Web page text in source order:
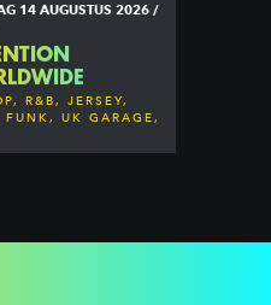
14 AUGUSTUS 2026 /
R&B, JERSEY,
FUNK, UK GARAGE,
& MORE